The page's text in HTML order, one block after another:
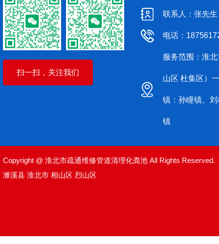
扫一扫，关注我们
联系人：张先生
电话：
服务范围：淮
山区 杜集区）
镇：孙瞳镇、
镇
Copyright @ 淮北市疏通维修管道清理化粪池 All Rights Reserved.
濉溪县 淮北市 相山区 烈山区